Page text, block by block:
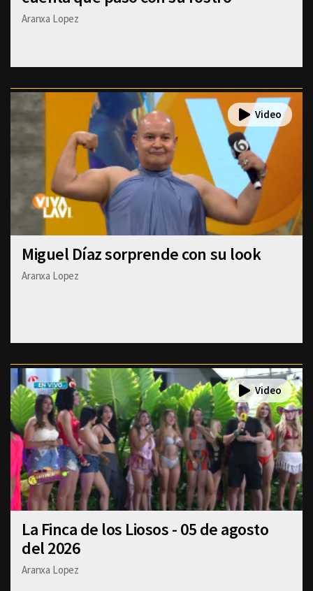
Aranxa Lopez
Miguel Díaz sorprende con su look
Aranxa Lopez
La Finca de los Liosos - 05 de agosto
del 2026
Aranxa Lopez